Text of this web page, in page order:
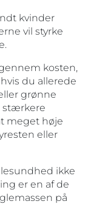
kvinder
vil styrke
kosten,
du allerede
grønne
stærkere
meget høje
eller
ikke
er en af de
på